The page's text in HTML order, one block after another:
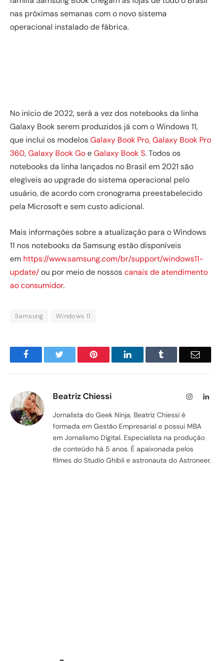
nas próximas semanas com o novo sistema
operacional instalado de fábrica.
No início de 2022, será a vez dos notebooks da linha
Galaxy Book serem produzidos já com o Windows 11,
que inclui os modelosGalaxy Book Pro, Galaxy Book Pro
360,Galaxy Book GoeGalaxy Book S. Todos os
notebooks da linha lançados no Brasil em 2021 são
elegíveis ao upgrade do sistema operacional pelo
usuário, de acordo com cronograma preestabelecido
pela Microsoft e sem custo adicional.
Mais informações sobre a atualização para o Windows
11 nos notebooks da Samsung estão disponíveis
em https://www.samsung.com/br/support/windows11-
update/ou por meio de nossoscanais de atendimento
ao consumidor.
Samsung Windows 11
Facebook Pinterest LinkedIn Email
Beatriz Chiessi Instagram
Jornalista do Geek Ninja, Beatriz Chiessi é
formada em Gestão Empresarial e possui MBA
em Jornalismo Digital. Especialista na produção
de conteúdo há 5 anos. É apaixonada pelos
filmes do Studio Ghibli e astronauta do Astroneer.